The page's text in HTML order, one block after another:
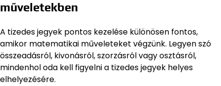
műveletekben
A tizedes jegyek pontos kezelése különösen fontos,
amikor matematikai műveleteket végzünk. Legyen szó
összeadásról, kivonásról, szorzásról vagy osztásról,
mindenhol oda kell figyelni a tizedes jegyek helyes
elhelyezésére.